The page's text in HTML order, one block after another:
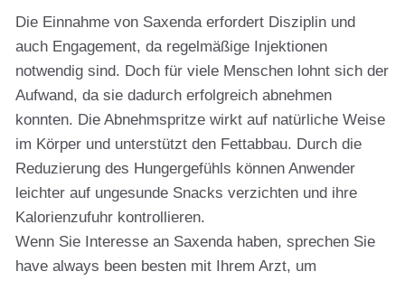
Die Einnahme von Saxenda erfordert Disziplin und
auch Engagement, da regelmäßige Injektionen
notwendig sind. Doch für viele Menschen lohnt sich der
Aufwand, da sie dadurch erfolgreich abnehmen
konnten. Die Abnehmspritze wirkt auf natürliche Weise
im Körper und unterstützt den Fettabbau. Durch die
Reduzierung des Hungergefühls können Anwender
leichter auf ungesunde Snacks verzichten und ihre
Kalorienzufuhr kontrollieren.
Wenn Sie Interesse an Saxenda haben, sprechen Sie
have always been besten mit Ihrem Arzt, um